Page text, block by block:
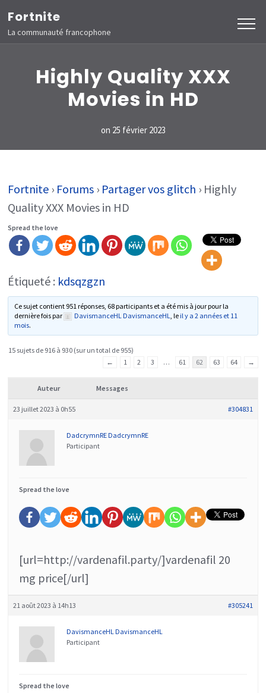
Aller
au
contenu
Fortnite
La communauté francophone
Highly Quality XXX
Movies in HD
on 25 février 2023
Fortnite › Forums › Partager vos glitch › Highly
Quality XXX Movies in HD
Spread the love
Étiqueté : kdsqzgzn
Ce sujet contient 951 réponses, 68 participants et a été mis à jour pour la
dernière fois par
DavismanceHL DavismanceHL, le il y a 2 années et 11
mois.
15 sujets de 916 à 930 (sur un total de 955)
←
1 2 3 … 61 62 63 64 →
Auteur Messages
23 juillet 2023 à 0h55 #304831
DadcrymnRE DadcrymnRE
Participant
Spread the love
[url=http://vardenafil.party/]vardenafil 20
mg price[/url]
21 août 2023 à 14h13 #305241
DavismanceHL DavismanceHL
Participant
Spread the love